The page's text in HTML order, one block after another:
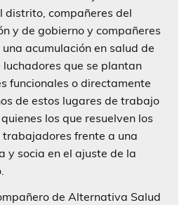
distrito, compañeres del
y de gobierno y compañeres
acumulación en salud de
que se plantan
funcionales o directamente
de estos lugares de trabajo
los que resuelven los
frente a una
y socia en el ajuste de la
de Alternativa Salud